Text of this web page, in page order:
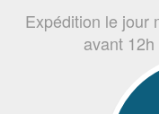
Expédition le jour
avant